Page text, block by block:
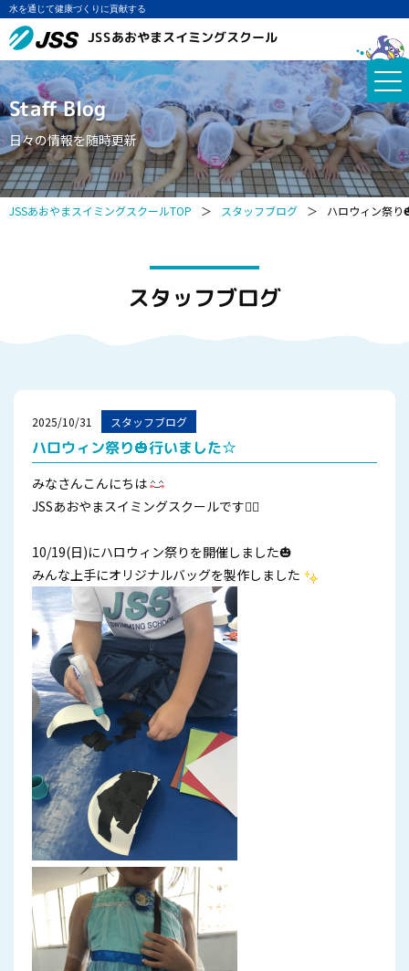
水を通じて健康づくりに貢献する
JSSあおやまスイミングスクール
Staff Blog
日々の情報を随時更新
JSSあおやまスイミングスクールTOP ＞ スタッフブログ ＞ ハロウィン祭
スタッフブログ
2025/10/31 スタッフブログ
ハロウィン祭り🎃行いました☆
みなさんこんにちは
JSSあおやまスイミングスクールです🏊‍♀️
10/19(日)にハロウィン祭りを開催しました🎃
みんな上手にオリジナルバッグを製作しました